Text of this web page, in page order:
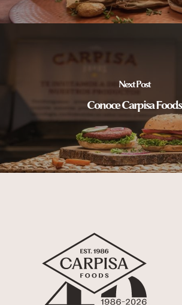
Next Post
Conoce Carpisa Foods